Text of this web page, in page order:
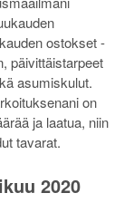
ostokset -
päivittäistarpeet
asumiskulut.
on
ja laatua, niin
tavarat.
2020